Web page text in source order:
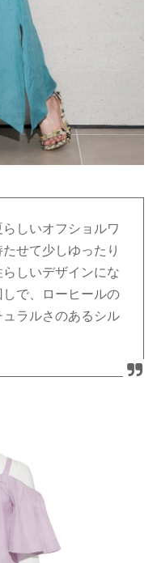
しいオフショルワ
せて少しゆったり
しいデザインにな
で、ローヒールの
ラルさのあるシル